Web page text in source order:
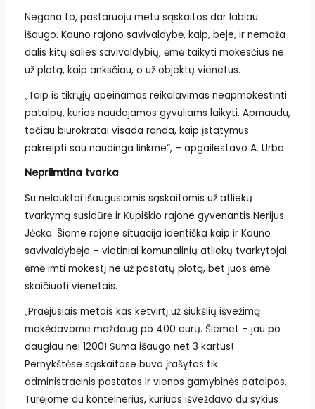
Negana to, pastaruoju metu sąskaitos dar labiau
išaugo. Kauno rajono savivaldybė, kaip, beje, ir nemaža
dalis kitų šalies savivaldybių, ėmė taikyti mokesčius ne
už plotą, kaip anksčiau, o už objektų vienetus.
„Taip iš tikrųjų apeinamas reikalavimas neapmokestinti
patalpų, kurios naudojamos gyvuliams laikyti. Apmaudu,
tačiau biurokratai visada randa, kaip įstatymus
pakreipti sau naudinga linkme“, – apgailestavo A. Urba.
Nepriimtina tvarka
Su nelauktai išaugusiomis sąskaitomis už atliekų
tvarkymą susidūrė ir Kupiškio rajone gyvenantis Nerijus
Jėcka. Šiame rajone situacija identiška kaip ir Kauno
savivaldybėje – vietiniai komunalinių atliekų tvarkytojai
ėmė imti mokestį ne už pastatų plotą, bet juos ėmė
skaičiuoti vienetais.
„Praėjusiais metais kas ketvirtį už šiukšlių išvežimą
mokėdavome maždaug po 400 eurų. Šiemet – jau po
daugiau nei 1200! Suma išaugo net 3 kartus!
Pernykštėse sąskaitose buvo įrašytas tik
administracinis pastatas ir vienos gamybinės patalpos.
Turėjome du konteinerius, kuriuos išveždavo du sykius